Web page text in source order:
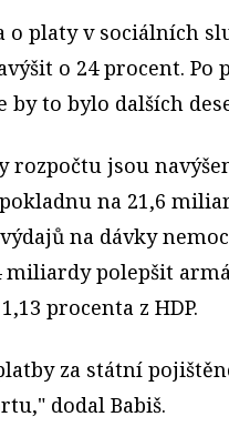
o platy v sociálních
o 24 procent.
by to bylo dalších
rozpočtu jsou
na 21,6
na dávky
miliardy polepšit
procenta z HDP.
za státní
dodal Babiš.